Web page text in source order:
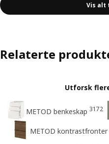
Vis alt
Relaterte
Utforsk
METOD benkeskap 3172
METOD kontrastfronter